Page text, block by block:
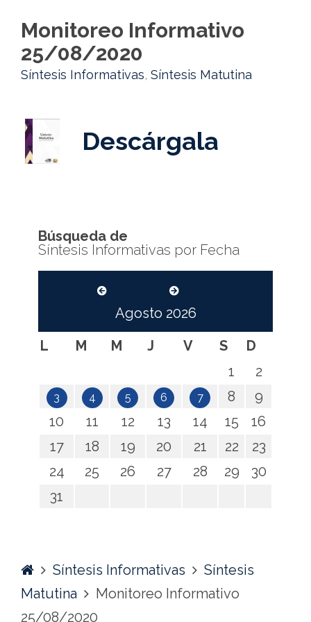
Monitoreo Informativo
25/08/2020
Síntesis Informativas, Síntesis Matutina
Descárgala
Búsqueda de
Síntesis Informativas por Fecha
Agosto 2026
L
M M J V S
D
1
2
3 4 5 6 7 8
9
10
11 12 13 14 15
16
17
18 19 20 21 22
23
24
25 26 27 28 29
30
31
HomeSíntesis Informativas
Síntesis
Matutina
Monitoreo Informativo
25/08/2020